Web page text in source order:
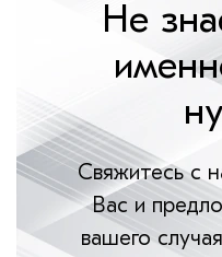
Не
Свяжитесь с
Вас и
вашего